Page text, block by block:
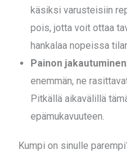
käsiksi varusteisiin
pois, jotta voit ottaa
hankalaa nopeissa
Painon jakautuminen
enemmän, ne
Pitkällä aikavälillä
epämukavuuteen.
Kumpi on sinulle